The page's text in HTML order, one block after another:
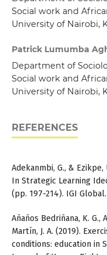
Social work and
University of Nairobi,
Patrick Lumumba
Department of
Social work and
University of Nairobi,
REFERENCES
Adekanmbi, G., &
In Strategic Learning
(pp. 197-214). IGI Global.
Añaños Bedriñana, K. G.,
Martín, J. A. (2019).
conditions: education in